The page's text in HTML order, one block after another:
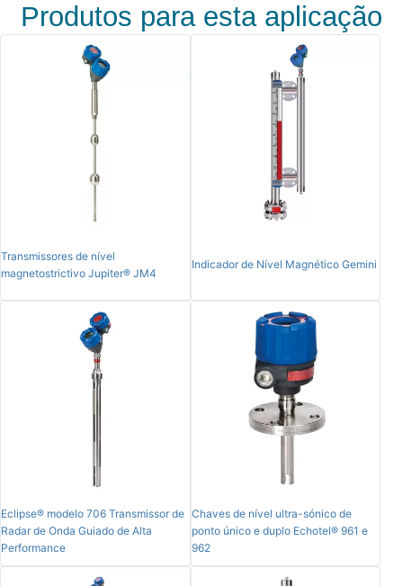
Produtos para esta aplicação
Transmissores de nível
magnetostrictivo Jupiter® JM4
Indicador de Nível Magnético Gemini
Eclipse® modelo 706 Transmissor de
Radar de Onda Guiado de Alta
Performance
Chaves de nível ultra-sónico de
ponto único e duplo Echotel® 961 e
962